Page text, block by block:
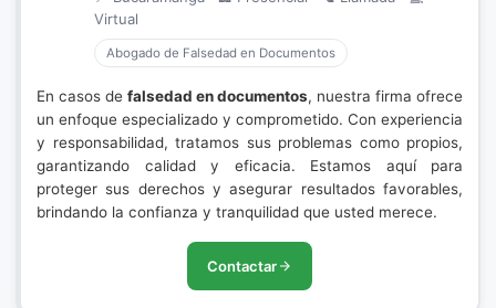
Virtual
Abogado de Falsedad en Documentos
En casos de falsedad en documentos, nuestra firma ofrece
un enfoque especializado y comprometido. Con experiencia
y responsabilidad, tratamos sus problemas como propios,
garantizando calidad y eficacia. Estamos aquí para
proteger sus derechos y asegurar resultados favorables,
brindando la confianza y tranquilidad que usted merece.
Contactar